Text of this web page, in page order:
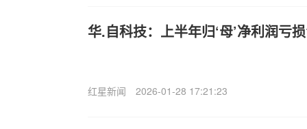
华.自科技：上半年归‘母’净利润亏
红星新闻 2026-01-28 17:21:23